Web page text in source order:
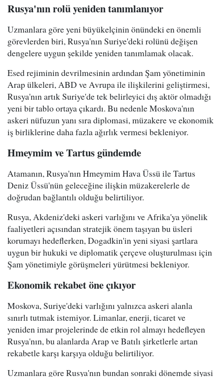
Rusya'nın rolü yeniden tanımlanıyor
Uzmanlara göre yeni büyükelçinin önündeki en önemli
görevlerden biri, Rusya'nın Suriye'deki rolünü değişen
dengelere uygun şekilde yeniden tanımlamak olacak.
Esed rejiminin devrilmesinin ardından Şam yönetiminin
Arap ülkeleri, ABD ve Avrupa ile ilişkilerini geliştirmesi,
Rusya'nın artık Suriye'de tek belirleyici dış aktör olmadığı
yeni bir tablo ortaya çıkardı. Bu nedenle Moskova'nın
askeri nüfuzun yanı sıra diplomasi, müzakere ve ekonomik
iş birliklerine daha fazla ağırlık vermesi bekleniyor.
Hmeymim ve Tartus gündemde
Atamanın, Rusya'nın Hmeymim Hava Üssü ile Tartus
Deniz Üssü'nün geleceğine ilişkin müzakerelerle de
doğrudan bağlantılı olduğu belirtiliyor.
Rusya, Akdeniz'deki askeri varlığını ve Afrika'ya yönelik
faaliyetleri açısından stratejik önem taşıyan bu üsleri
korumayı hedeflerken, Dogadkin'in yeni siyasi şartlara
uygun bir hukuki ve diplomatik çerçeve oluşturulması için
Şam yönetimiyle görüşmeleri yürütmesi bekleniyor.
Ekonomik rekabet öne çıkıyor
Moskova, Suriye'deki varlığını yalnızca askeri alanla
sınırlı tutmak istemiyor. Limanlar, enerji, ticaret ve
yeniden imar projelerinde de etkin rol almayı hedefleyen
Rusya'nın, bu alanlarda Arap ve Batılı şirketlerle artan
rekabetle karşı karşıya olduğu belirtiliyor.
Uzmanlara göre Rusya'nın bundan sonraki dönemde siyasi